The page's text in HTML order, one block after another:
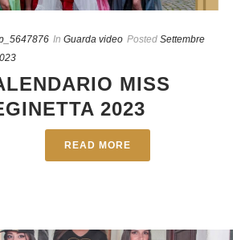
In Guarda video Posted Settembre
MISS
2023
READ MORE